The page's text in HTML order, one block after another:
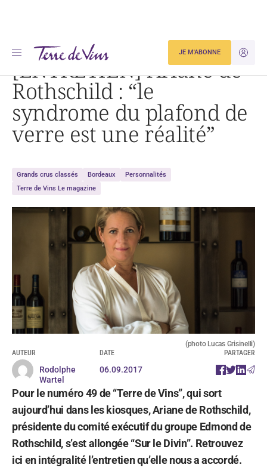
JE
JE M'ABONNE
Accueil [ENTRETIEN] Ariane de Rothschild : « le syndrome du plafond de verre est une réalité »
[ENTRETIEN] Ariane de
Rothschild : “le
syndrome du plafond de
verre est une réalité”
Grands crus classés Bordeaux
Personnalités
Terre de Vins Le magazine
(photo Lucas Grisinelli)
AUTEUR
Rodolphe
Wartel
DATE
06.09.2017
PARTAGER
Pour le numéro 49 de “Terre de Vins”, qui sort
aujourd’hui dans les kiosques, Ariane de Rothschild,
présidente du comité exécutif du groupe Edmond de
Rothschild, s’est allongée “Sur le Divin”. Retrouvez
ici en intégralité l’entretien qu’elle nous a accordé.